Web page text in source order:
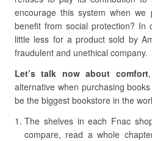
encourage this system when
benefit from social protection?
little less for a product sold by
fraudulent and unethical company.
Let’s talk now about comfort
alternative when purchasing
be the biggest bookstore in the
The shelves in each Fnac
compare, read a whole